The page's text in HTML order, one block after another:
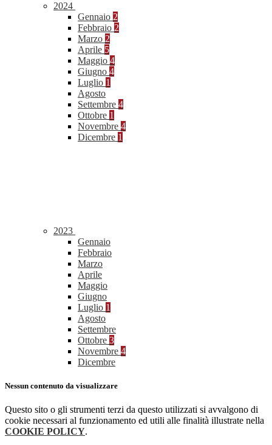
2024
Gennaio 2
Febbraio 2
Marzo 2
Aprile 5
Maggio 4
Giugno 4
Luglio 1
Agosto
Settembre 4
Ottobre 1
Novembre 4
Dicembre 1
2023
Gennaio
Febbraio
Marzo
Aprile
Maggio
Giugno
Luglio 1
Agosto
Settembre
Ottobre 3
Novembre 4
Dicembre
Nessun contenuto da visualizzare
Questo sito o gli strumenti terzi da questo utilizzati si avvalgono di
cookie necessari al funzionamento ed utili alle finalità illustrate nella
COOKIE POLICY.